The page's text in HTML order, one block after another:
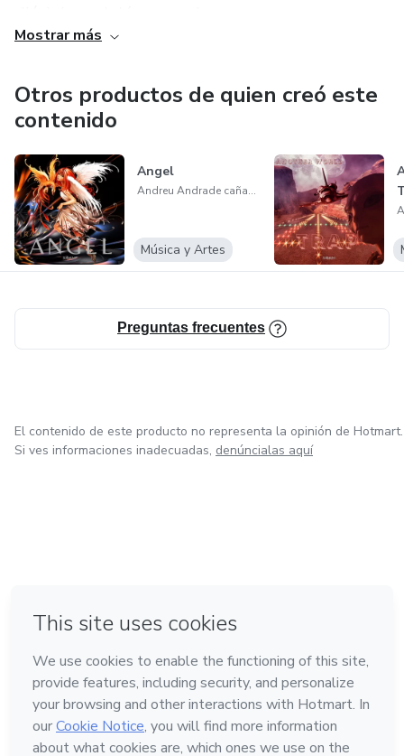
Mostrar más
Otros productos de quien creó este
contenido
Angel
Andreu Andrade cañameras
Música y Artes
Preguntas frecuentes
El contenido de este producto no representa la opinión de Hotmart.
Si ves informaciones inadecuadas, denúncialas aquí
Hecho con❤ en Ciudad de México
Conoce Hotmart